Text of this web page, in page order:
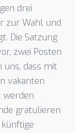
drei
zur Wahl und
Die Satzung
zwei Posten
uns, dass mit
vakanten
werden
gratulieren